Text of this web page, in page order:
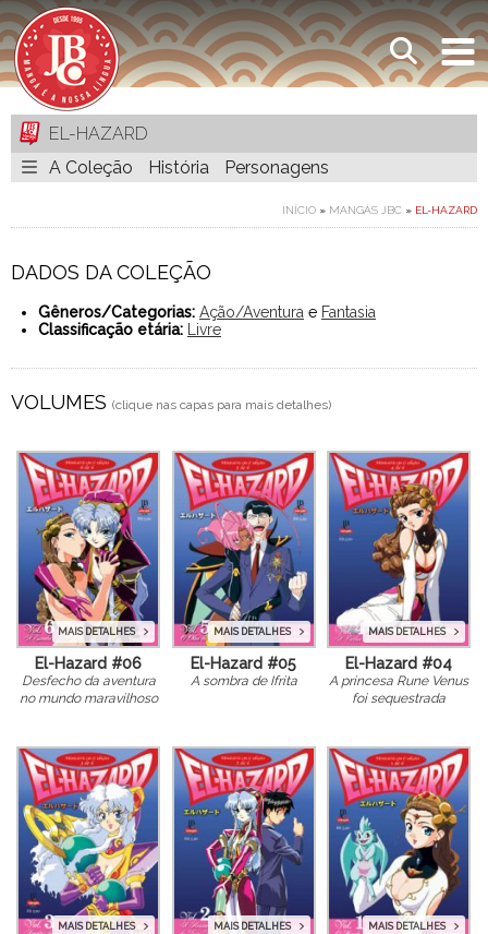
EL-HAZARD
A Coleção
História Personagens
INÍCIO » MANGÁS JBC » EL-HAZARD
DADOS DA COLEÇÃO
Gêneros/Categorias: Ação/Aventura e Fantasia
Classificação etária:
Livre
VOLUMES (clique nas capas para mais detalhes)
MAIS DETALHES
El-Hazard #06
Desfecho da aventura
no mundo maravilhoso
MAIS DETALHES
El-Hazard #05
A sombra de Ifrita
MAIS DETALHES
El-Hazard #04
A princesa Rune Venus
foi sequestrada
MAIS DETALHES MAIS DETALHES MAIS DETALHES